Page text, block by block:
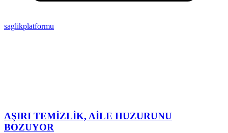
saglikplatformu
AŞIRI TEMİZLİK, AİLE HUZURUNU
BOZUYOR